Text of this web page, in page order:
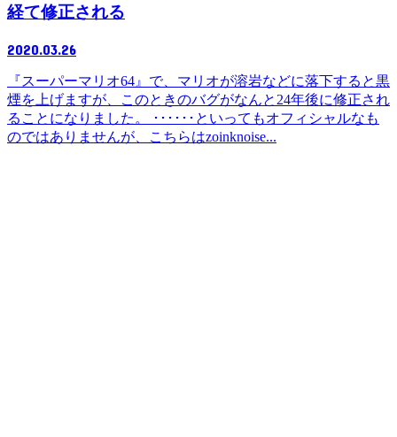
経て修正される
2020.03.26
『スーパーマリオ64』で、マリオが溶岩などに落下すると黒
煙を上げますが、このときのバグがなんと24年後に修正され
ることになりました。 ･･････といってもオフィシャルなも
のではありませんが、こちらはzoinknoise...